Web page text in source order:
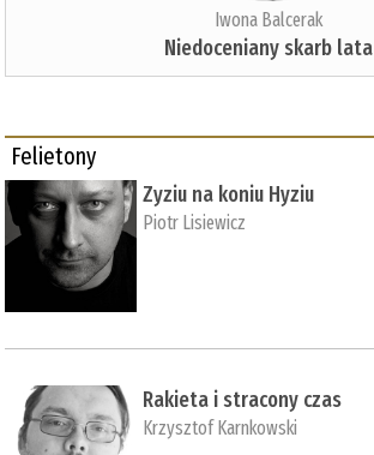
Iwona Balcerak
Niedoceniany skarb lata
Felietony
Zyziu na koniu Hyziu
Piotr Lisiewicz
Rakieta i stracony czas
Krzysztof Karnkowski